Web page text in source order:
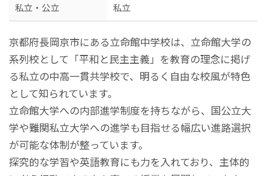
私立・公立 私立
京都府長岡京市にある立命館中学校は、立命館大学の
系列校として「平和と民主主義」を教育の理念に掲げ
る私立の中高一貫共学校で、明るく自由な校風が特色
として知られています。
立命館大学への内部進学制度を持ちながら、国公立大
学や難関私立大学への進学も目指せる幅広い進路選択
が可能な体制が整っています。
探究的な学習や英語教育にも力を入れており、主体的